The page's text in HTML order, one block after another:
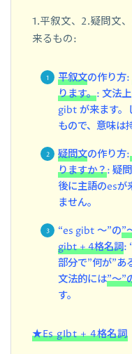
1.平叙文、2.疑問文
来るもの:
平叙文の作り方:
ります。: 文法
gibt が来ます。
もので、意味は
疑問文の作り方:
りますか？: 疑
後に主語のesが
ません。
“es gibt ～”の”
gibt + 4格名詞:
部分で”何が”あ
文法的には”～”
す。
★Es gIbt + 4格名詞